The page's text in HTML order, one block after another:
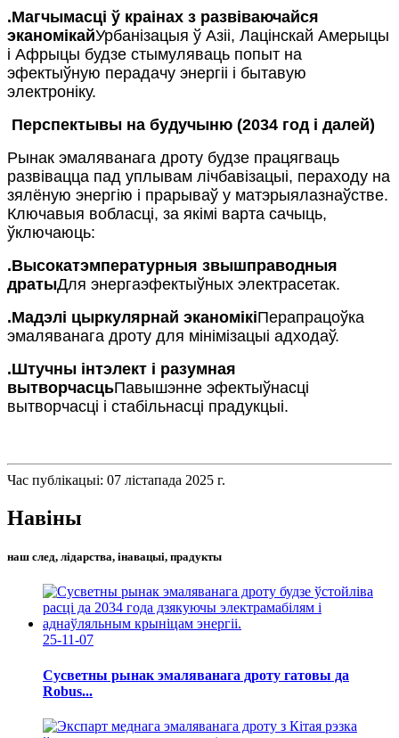
.Магчымасці ў краінах з развіваючайся
эканомікайУрбанізацыя ў Азіі, Лацінскай Амерыцы
і Афрыцы будзе стымуляваць попыт на
эфектыўную перадачу энергіі і бытавую
электроніку.
Перспектывы на будучыню (2034 год і далей)
Рынак эмаляванага дроту будзе працягваць
развівацца пад уплывам лічбавізацыі, пераходу на
зялёную энергію і прарываў у матэрыялазнаўстве.
Ключавыя вобласці, за якімі варта сачыць,
ўключаюць:
.Высокатэмпературныя звышправодныя
дратыДля энергаэфектыўных электрасетак.
.Мадэлі цыркулярнай эканомікіПерапрацоўка
эмаляванага дроту для мінімізацыі адходаў.
.Штучны інтэлект і разумная
вытворчасцьПавышэнне эфектыўнасці
вытворчасці і стабільнасці прадукцыі.
Час публікацыі: 07 лістапада 2025 г.
Навіны
наш след, лідарства, інавацыі, прадукты
25-11-07
Сусветны рынак эмаляванага дроту гатовы да
Robus...